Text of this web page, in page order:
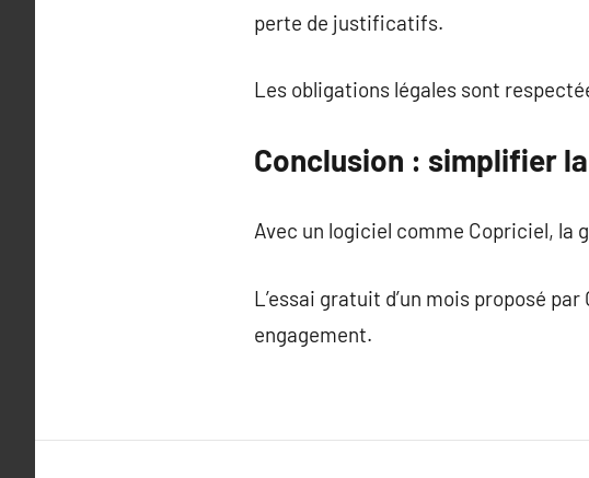
perte de justificatifs.
Les obligations légales sont
Conclusion : simplifier
Avec un logiciel comme Copriciel, la
L’essai gratuit d’un mois proposé
engagement.